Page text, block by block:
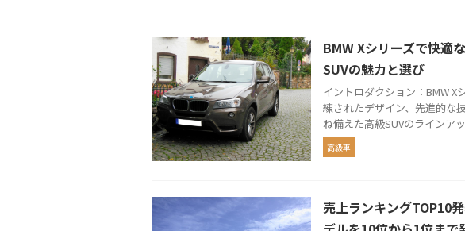
BMW Xシリーズで快適
SUVの魅力と選び
イントロダクション：BMW X
練されたデザイン、先進的な
ね備えた高級SUVのラインア
高級車
売上ランキングTOP10